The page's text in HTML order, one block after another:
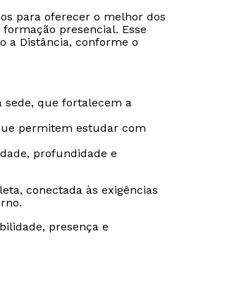
para oferecer o melhor dos
presencial. Esse
a Distância, conforme o
sede, que fortalecem a
permitem estudar com
profundidade e
conectada às exigências
presença e
Rápido e fácil
WhatsApp
Rápido e fácil
WhatsApp